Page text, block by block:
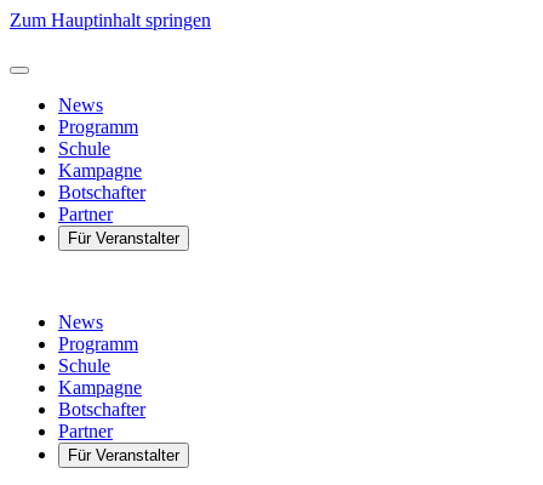
Zum Hauptinhalt springen
News
Programm
Schule
Kampagne
Botschafter
Partner
Für Veranstalter
News
Programm
Schule
Kampagne
Botschafter
Partner
Für Veranstalter